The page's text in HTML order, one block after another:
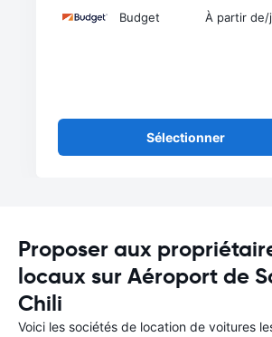
Budget À partir de/
Sélectionner
Proposer aux
locaux sur Aéroport de
Chili
Voici les sociétés de location de voitures